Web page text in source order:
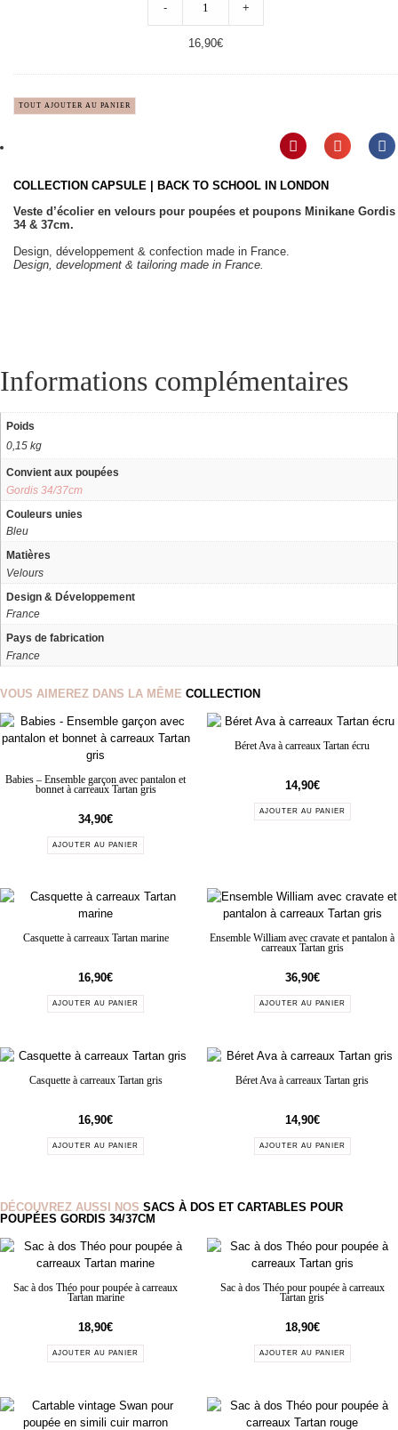
- +
16,90€
TOUT AJOUTER AU PANIER
COLLECTION CAPSULE | BACK TO SCHOOL IN LONDON
Veste d’écolier en velours pour poupées et poupons Minikane Gordis
34 & 37cm.
Design, développement & confection made in France.
Design, development & tailoring made in France.
Informations complémentaires
Poids
0,15 kg
Convient aux poupées
Gordis 34/37cm
Couleurs unies
Bleu
Matières
Velours
Design & Développement
France
Pays de fabrication
France
VOUS AIMEREZ DANS LA MÊME COLLECTION
Babies – Ensemble garçon avec pantalon et
bonnet à carreaux Tartan gris
34,90€
AJOUTER AU PANIER
Béret Ava à carreaux Tartan écru
14,90€
AJOUTER AU PANIER
Casquette à carreaux Tartan marine
16,90€
AJOUTER AU PANIER
Ensemble William avec cravate et pantalon à
carreaux Tartan gris
36,90€
AJOUTER AU PANIER
Casquette à carreaux Tartan gris
16,90€
AJOUTER AU PANIER
Béret Ava à carreaux Tartan gris
14,90€
AJOUTER AU PANIER
DÉCOUVREZ AUSSI NOS SACS À DOS ET CARTABLES POUR
POUPÉES GORDIS 34/37CM
Sac à dos Théo pour poupée à carreaux
Tartan marine
18,90€
AJOUTER AU PANIER
Sac à dos Théo pour poupée à carreaux
Tartan gris
18,90€
AJOUTER AU PANIER